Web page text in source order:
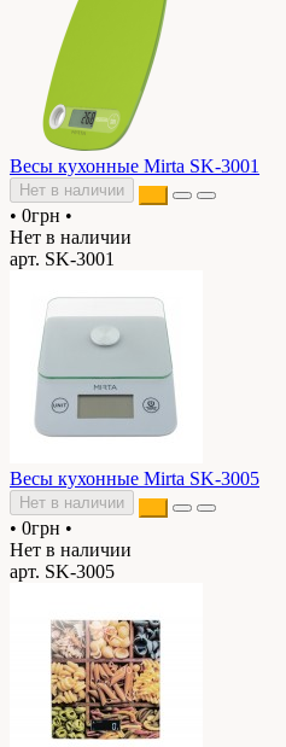
Весы кухонные Mirta SK-3001
Нет в наличии
• 0грн •
Нет в наличии
арт. SK-3001
Весы кухонные Mirta SK-3005
Нет в наличии
• 0грн •
Нет в наличии
арт. SK-3005